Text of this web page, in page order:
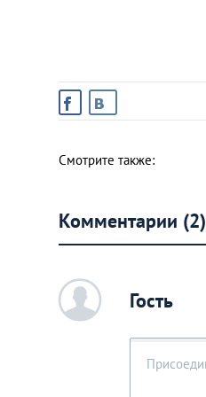
Смотрите также:
Комментарии (2)
c Гость